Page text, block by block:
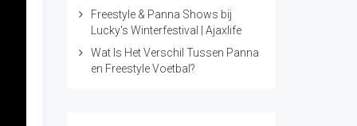
Freestyle & Panna Shows bij
Lucky's Winterfestival | Ajaxlife
Wat Is Het Verschil Tussen Panna
en Freestyle Voetbal?